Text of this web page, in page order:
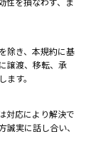
性を損なわず、ま
除き、本規約に基
譲渡、移転、承
す。
対応により解決で
誠実に話し合い、